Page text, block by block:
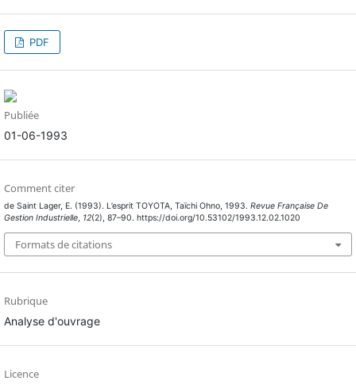
PDF
Publiée
01-06-1993
Comment citer
de Saint Lager, E. (1993). L’esprit TOYOTA, Taïchi Ohno, 1993. Revue Française De
Gestion Industrielle, 12(2), 87–90. https://doi.org/10.53102/1993.12.02.1020
Formats de citations
Rubrique
Analyse d'ouvrage
Licence